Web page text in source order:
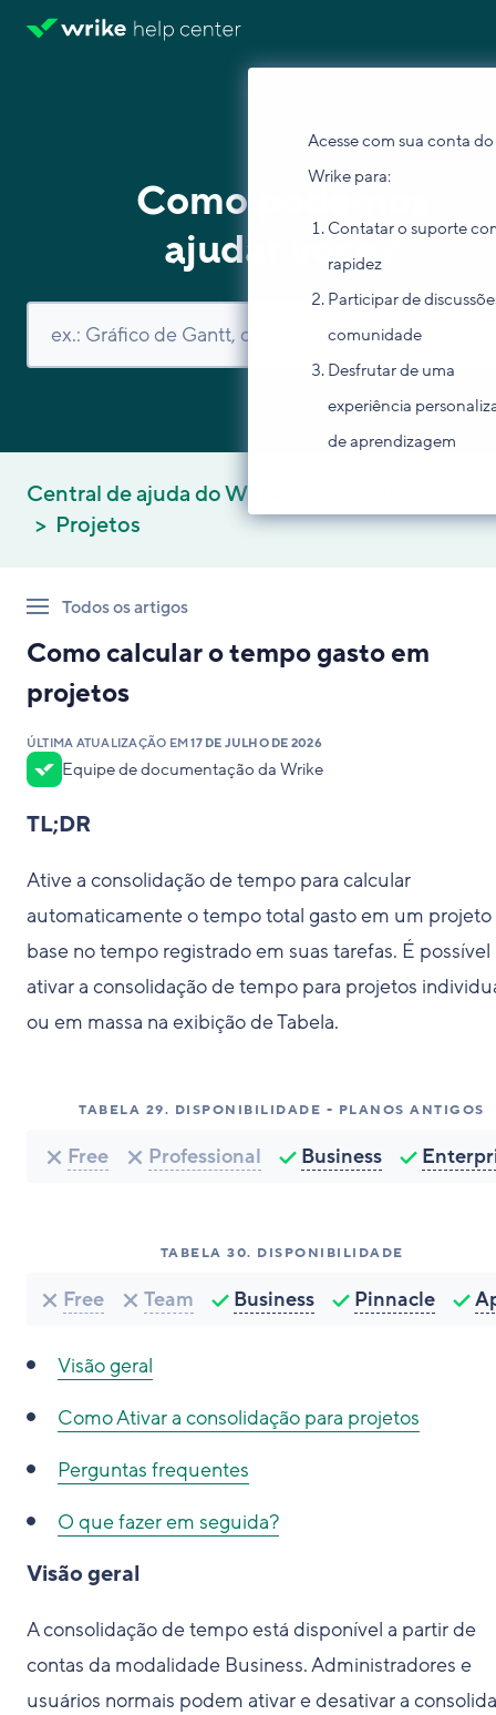
Acesse com sua conta do
Wrike para:
Contatar o suporte
rapidez
Participar de
comunidade
Desfrutar de uma
experiência
de aprendizagem
Como podemos
ajudar você?
Central de ajuda do Wrike
Projetos
Todos os artigos
Como calcular o tempo gasto em
projetos
ÚLTIMA ATUALIZAÇÃO EM17 DE JULHO DE 2026
Equipe de documentação da Wrike
TL;DR
Ative a consolidação de tempo para calcular
automaticamente o tempo total gasto em um
base no tempo registrado em suas tarefas. É possível
ativar a consolidação de tempo para projetos
ou em massa na exibição de Tabela.
TABELA 29. DISPONIBILIDADE - PLANOS ANTIGOS
Free Professional Business
TABELA 30. DISPONIBILIDADE
Free Team Business Pinnacle
Visão geral
ComoAtivar a consolidação para projetos
Perguntas frequentes
O que fazer em seguida?
Visão geral
A consolidação de tempo está disponível a partir de
contas da modalidade Business. Administradores e
usuários normais podem ativar e desativar a